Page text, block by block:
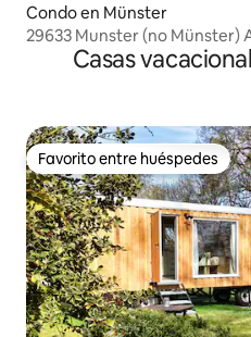
Condo en Münster
29633 Munster (no Münster)
Casas
Favorito entre huéspedes
Favorito entre huéspedes